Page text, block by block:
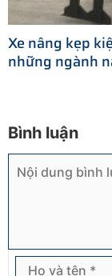
Xe nâng kẹp
những ngành
Bình luận